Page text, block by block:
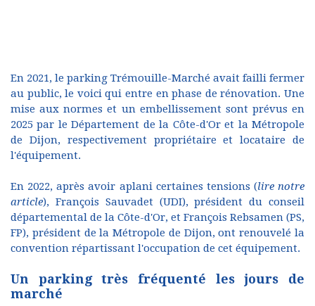
En 2021, le parking Trémouille-Marché avait failli fermer
au public, le voici qui entre en phase de rénovation. Une
mise aux normes et un embellissement sont prévus en
2025 par le Département de la Côte-d'Or et la Métropole
de Dijon, respectivement propriétaire et locataire de
l'équipement.
En 2022, après avoir aplani certaines tensions (lire notre
article), François Sauvadet (UDI), président du conseil
départemental de la Côte-d'Or, et François Rebsamen (PS,
FP), président de la Métropole de Dijon, ont renouvelé la
convention répartissant l'occupation de cet équipement.
Un parking très fréquenté les jours de
marché